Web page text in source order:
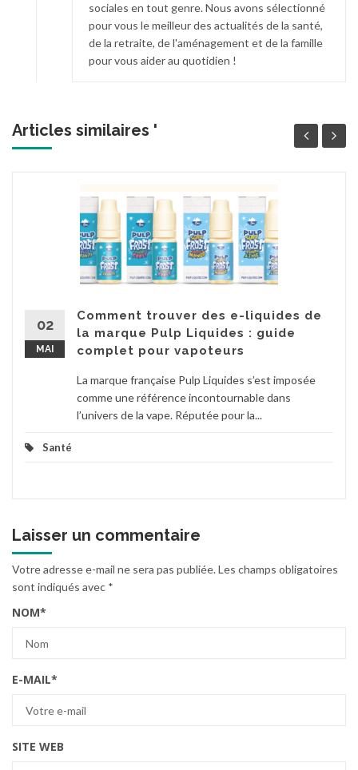
sociales en tout genre. Nous avons sélectionné
pour vous le meilleur des actualités de la santé,
de la retraite, de l'aménagement et de la famille
pour vous aider au quotidien !
Articles similaires '
02
MAI
Comment trouver des e-liquides de
la marque Pulp Liquides : guide
complet pour vapoteurs
La marque française Pulp Liquides s’est imposée
comme une référence incontournable dans
l’univers de la vape. Réputée pour la...
Santé
Laisser un commentaire
Votre adresse e-mail ne sera pas publiée.Les champs obligatoires
sont indiqués avec *
NOM*
E-MAIL*
SITE WEB